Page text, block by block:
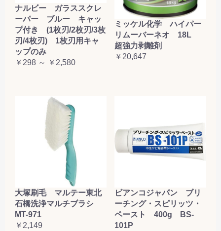
ナルビー ガラススクレ
ーパー ブルー キャッ
プ付き (1枚刃/2枚刃/3枚
刃/4枚刃) 1枚刃用キャ
ップのみ
￥298 ～ ￥2,580
ミッケル化学 ハイパー
リムーバーネオ 18L
超強力剥離剤
￥20,647
大塚刷毛 マルテー東北
石橋洗浄マルチブラシ
MT-971
￥2,149
ビアンコジャパン ブリ
ーチング・スピリッツ・
ペースト 400g BS-
101P